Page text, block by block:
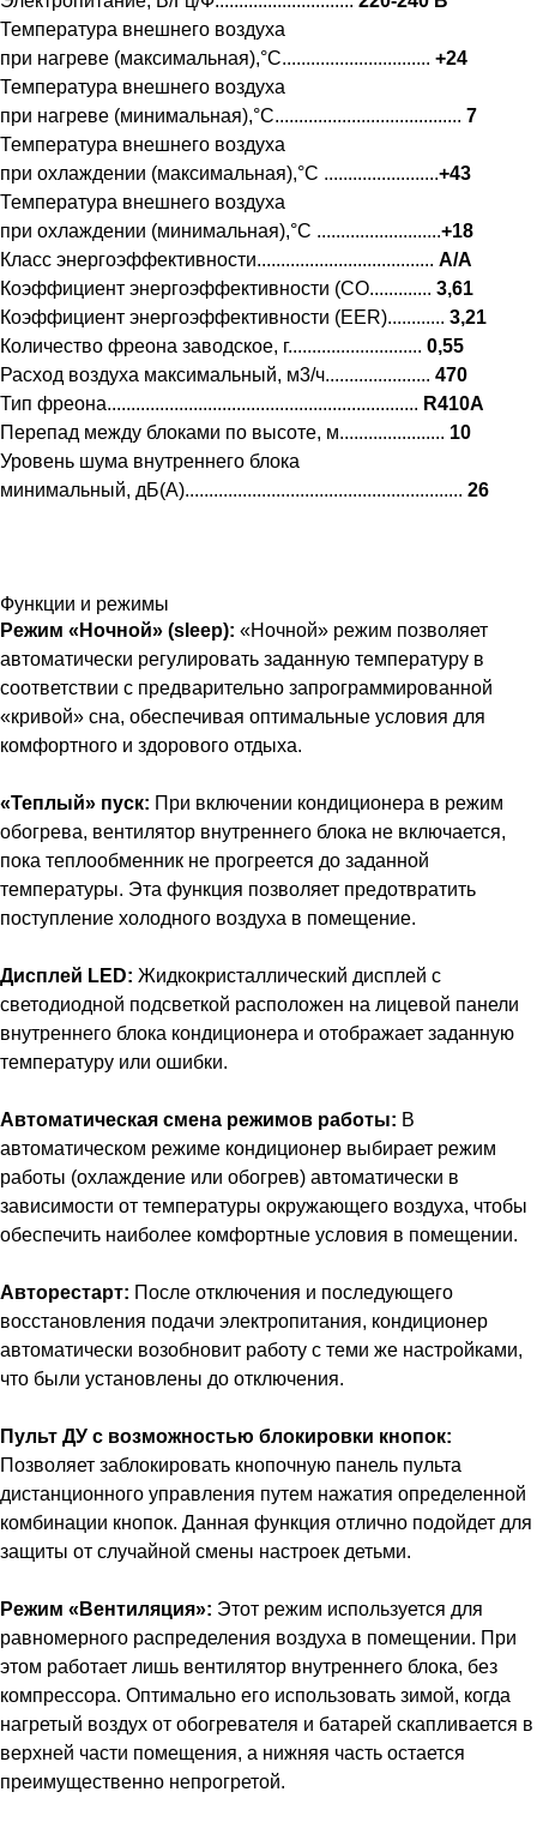
Температура внешнего воздуха
при нагреве (максимальная),°С............................... +24
Температура внешнего воздуха
при нагреве (минимальная),°С....................................... 7
Температура внешнего воздуха
при охлаждении (максимальная),°С ........................+43
Температура внешнего воздуха
при охлаждении (минимальная),°С ..........................+18
Класс энергоэффективности..................................... A/A
Коэффициент энергоэффективности (CO............. 3,61
Коэффициент энергоэффективности (EER)............ 3,21
Количество фреона заводское, г............................ 0,55
Расход воздуха максимальный, м3/ч...................... 470
Тип фреона................................................................. R410А
Перепад между блоками по высоте, м...................... 10
Уровень шума внутреннего блока
минимальный, дБ(А).......................................................... 26
Функции и режимы
Режим «Ночной» (sleep): «Ночной» режим позволяет
автоматически регулировать заданную температуру в
соответствии с предварительно запрограммированной
«кривой» сна, обеспечивая оптимальные условия для
комфортного и здорового отдыха.
«Теплый» пуск: При включении кондиционера в режим
обогрева, вентилятор внутреннего блока не включается,
пока теплообменник не прогреется до заданной
температуры. Эта функция позволяет предотвратить
поступление холодного воздуха в помещение.
Дисплей LED: Жидкокристаллический дисплей с
светодиодной подсветкой расположен на лицевой панели
внутреннего блока кондиционера и отображает заданную
температуру или ошибки.
Автоматическая смена режимов работы: В
автоматическом режиме кондиционер выбирает режим
работы (охлаждение или обогрев) автоматически в
зависимости от температуры окружающего воздуха, чтобы
обеспечить наиболее комфортные условия в помещении.
Авторестарт: После отключения и последующего
восстановления подачи электропитания, кондиционер
автоматически возобновит работу с теми же настройками,
что были установлены до отключения.
Пульт ДУ с возможностью блокировки кнопок:
Позволяет заблокировать кнопочную панель пульта
дистанционного управления путем нажатия определенной
комбинации кнопок. Данная функция отлично подойдет для
защиты от случайной смены настроек детьми.
Режим «Вентиляция»: Этот режим используется для
равномерного распределения воздуха в помещении. При
этом работает лишь вентилятор внутреннего блока, без
компрессора. Оптимально его использовать зимой, когда
нагретый воздух от обогревателя и батарей скапливается в
верхней части помещения, а нижняя часть остается
преимущественно непрогретой.